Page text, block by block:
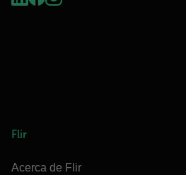
Flir
Acerca de Flir